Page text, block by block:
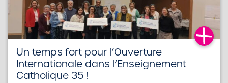
Un temps fort pour l’Ouverture
Internationale dans l’Enseignement
Catholique 35 !